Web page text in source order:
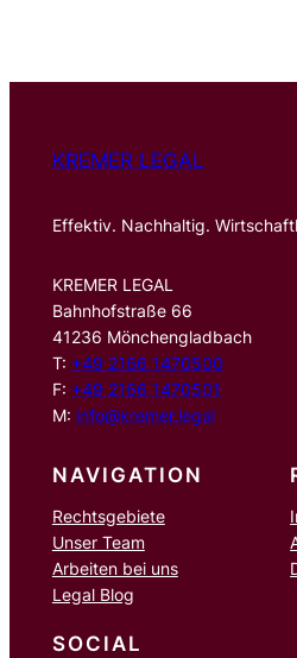
n
KREMER LEGAL
Effektiv. Nachhaltig.
KREMER LEGAL
Bahnhofstraße 66
41236 Mönchengladbach
T: +49 2166 1470500
F: +49 2166 1470501
M: info@kremer.legal
NAVIGATION
Rechtsgebiete
Unser Team
Arbeiten bei uns
Legal Blog
SOCIAL